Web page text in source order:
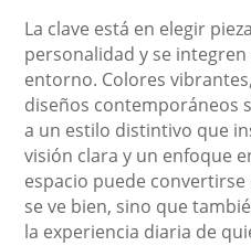
La clave está en elegir
personalidad y se
entorno. Colores
diseños contemporáneos
a un estilo distintivo que
visión clara y un enfoque
espacio puede
se ve bien, sino que
la experiencia diaria de